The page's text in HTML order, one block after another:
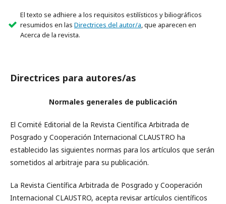
El texto se adhiere a los requisitos estilísticos y biliográficos
resumidos en las Directrices del autor/a, que aparecen en
Acerca de la revista.
Directrices para autores/as
Normales generales de publicación
El Comité Editorial de la Revista Científica Arbitrada de
Posgrado y Cooperación Internacional CLAUSTRO ha
establecido las siguientes normas para los artículos que serán
sometidos al arbitraje para su publicación.
La Revista Científica Arbitrada de Posgrado y Cooperación
Internacional CLAUSTRO, acepta revisar artículos científicos